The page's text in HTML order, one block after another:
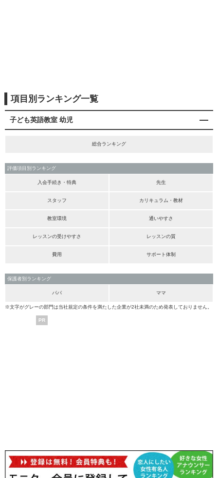
項目別ランキング一覧
子ども英語教室 幼児
総合ランキング
評価項目別ランキング
入会手続き・特典 先生
スタッフ カリキュラム・教材
教室環境 通いやすさ
レッスンの受けやすさ レッスンの質
費用 サポート体制
保護者別ランキング
パパ ママ
※文字がグレーの部門は当社規定の条件を満たした企業が2社未満のため発表しておりません。
PR